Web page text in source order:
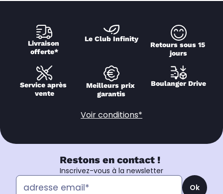
Livraison
offerte*
Le Club Infinity
Retours sous 15
jours
Service après
vente
Meilleurs prix
garantis
Boulanger Drive
Voir conditions*
Restons en contact !
Inscrivez-vous à la newsletter
Ok